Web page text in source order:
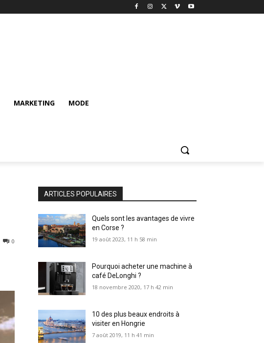
MARKETING MODE
0
ARTICLES POPULAIRES
Quels sont les avantages de vivre
en Corse ?
19 août 2023, 11 h 58 min
Pourquoi acheter une machine à
café DeLonghi ?
18 novembre 2020, 17 h 42 min
10 des plus beaux endroits à
visiter en Hongrie
7 août 2019, 11 h 41 min